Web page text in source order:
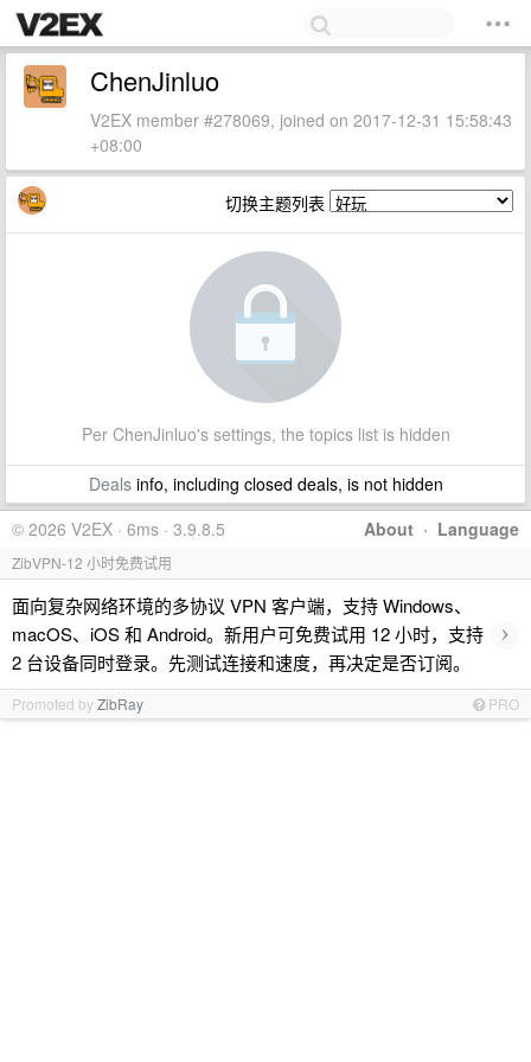
ChenJinluo
V2EX member #278069, joined on 2017-12-31 15:58:43
+08:00
切换主题列表
Per ChenJinluo's settings, the topics list is hidden
Dealsinfo, including closed deals, is not hidden
About · Language
© 2026 V2EX · 6ms · 3.9.8.5
ZibVPN-12 小时免费试用
面向复杂网络环境的多协议 VPN 客户端，支持 Windows、
macOS、iOS 和 Android。新用户可免费试用 12 小时，支持
2 台设备同时登录。先测试连接和速度，再决定是否订阅。
›
Promoted byZibRay PRO